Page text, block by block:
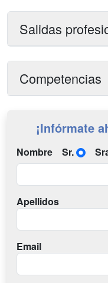
Salidas
Competencias
¡Infórmate
Nombre Sr.
Apellidos
Email